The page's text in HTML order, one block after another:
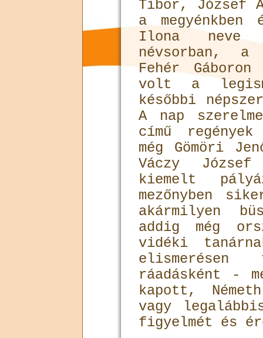
Tibor, József
a
Ilona neve
névsorban, a
Fehér
volt a
későbbi
A nap
című
még Gömöri
Váczy
kiemelt
mezőnyben
akármilyen
addig még
vidéki
ráadásként -
kapott,
vagy
figyelmét és